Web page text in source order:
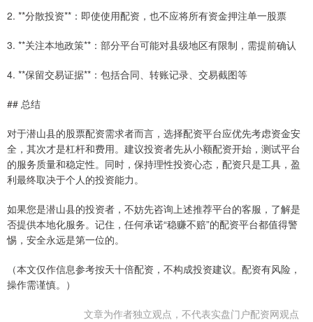
2. **分散投资**：即使使用配资，也不应将所有资金押注单一股票
3. **关注本地政策**：部分平台可能对县级地区有限制，需提前确认
4. **保留交易证据**：包括合同、转账记录、交易截图等
## 总结
对于潜山县的股票配资需求者而言，选择配资平台应优先考虑资金安
全，其次才是杠杆和费用。建议投资者先从小额配资开始，测试平台
的服务质量和稳定性。同时，保持理性投资心态，配资只是工具，盈
利最终取决于个人的投资能力。
如果您是潜山县的投资者，不妨先咨询上述推荐平台的客服，了解是
否提供本地化服务。记住，任何承诺“稳赚不赔”的配资平台都值得警
惕，安全永远是第一位的。
（本文仅作信息参考按天十倍配资，不构成投资建议。配资有风险，
操作需谨慎。）
文章为作者独立观点，不代表实盘门户配资网观点